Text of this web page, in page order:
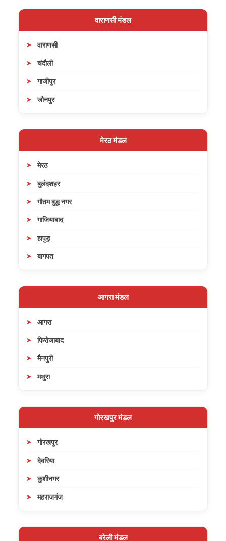
वाराणसी मंडल
वाराणसी
चंदौली
गाजीपुर
जौनपुर
मेरठ मंडल
मेरठ
बुलंदशहर
गौतम बुद्ध नगर
गाजियाबाद
हापुड़
बागपत
आगरा मंडल
आगरा
फिरोजाबाद
मैनपुरी
मथुरा
गोरखपुर मंडल
गोरखपुर
देवरिया
कुशीनगर
महराजगंज
बरेली मंडल